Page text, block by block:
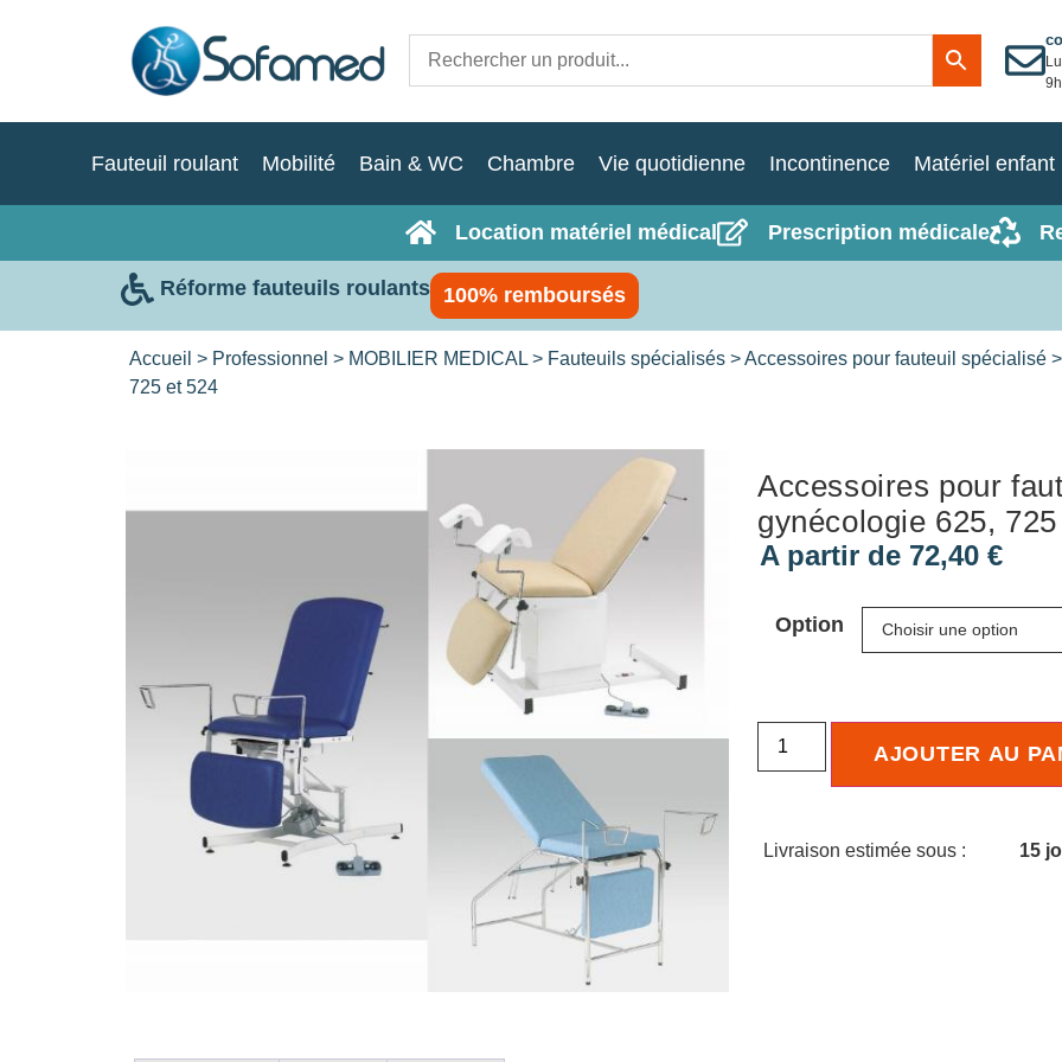
Fauteuil roulant Mobilité Bain & WC Chambre Vie quotidienne Incontinence Matériel enfant
Location matériel médical Prescription médicale
Réforme fauteuils roulants 100% remboursés
Accueil > Professionnel > MOBILIER MEDICAL > Fauteuils spécialisés >Accessoires pour fauteuil spécialisé
725 et 524
Accessoires pour
gynécologie 625,
A partir de 72,40 €
Option
AJOUTER AU
Livraison estimée sous : 15